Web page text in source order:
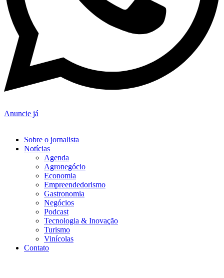
Anuncie já
Sobre o jornalista
Notícias
Agenda
Agronegócio
Economia
Empreendedorismo
Gastronomia
Negócios
Podcast
Tecnologia & Inovação
Turismo
Vinícolas
Contato